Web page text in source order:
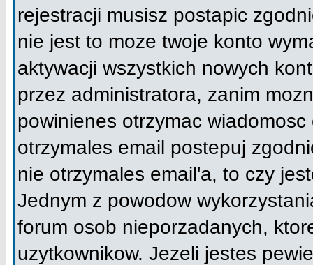
rejestracji musisz postapic
nie jest to moze twoje konto
aktywacji wszystkich nowych
przez administratora, zanim
powinienes otrzymac
otrzymales email postepuj
nie otrzymales email'a, to czy
Jednym z powodow
forum osob nieporzadanych,
uzytkownikow. Jezeli jestes